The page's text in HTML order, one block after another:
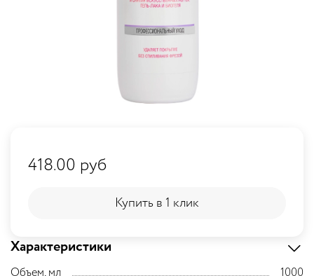
Характеристики
Объем, мл
1000
418.00 руб
Купить в 1 клик
Купить в 1 клик